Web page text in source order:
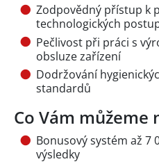
Zodpovědný přístup k
technologických
Pečlivost při práci s
obsluze zařízení
Dodržování
standardů
Co Vám můžeme
Bonusový systém až 7
výsledky